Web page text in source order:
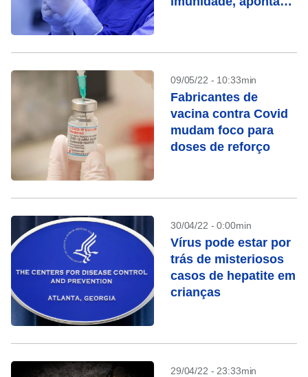
09/05/22 - 10:33min
Fabricantes de
vacina contra Covid
mudam foco para
doses de reforço
30/04/22 - 0:00min
Vírus pode estar por
trás de misteriosos
casos de hepatite em
crianças
29/04/22 - 23:33min